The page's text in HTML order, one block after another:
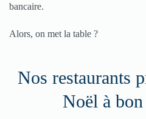
bancaire.
Alors, on met la table ?
Nos restaurants
Noël à